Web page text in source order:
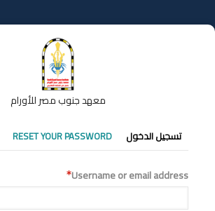
إلى
المحتوى
معهد جنوب مصر للأورام
التبويبات
الأساسية
تسجيل الدخول RESET YOUR PASSWORD
Username or email address